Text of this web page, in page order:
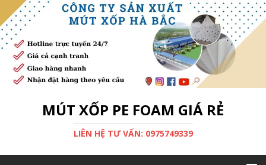
MÚT XỐP PE FOAM GIÁ RẺ
LIÊN HỆ TƯ VẤN: 0975749339